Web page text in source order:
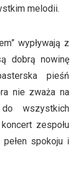
melodii.
wypływają z
dobrą nowinę
pieśń
nie zważa na
wszystkich
zespołu
spokoju i